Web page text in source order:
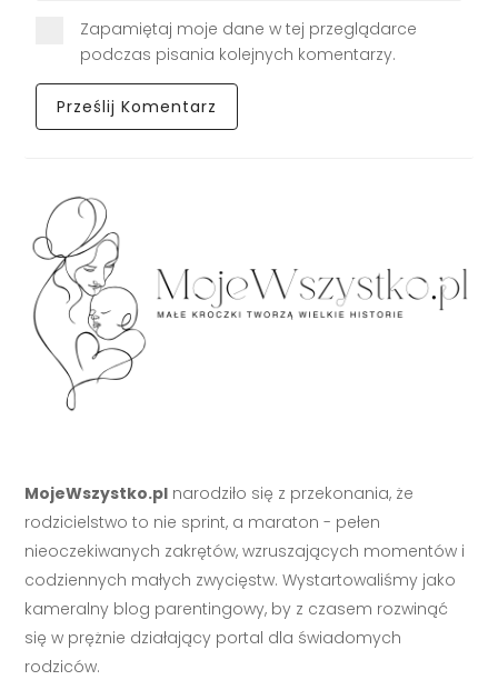
Zapamiętaj moje dane w tej przeglądarce
podczas pisania kolejnych komentarzy.
MojeWszystko.pl narodziło się z przekonania, że
rodzicielstwo to nie sprint, a maraton - pełen
nieoczekiwanych zakrętów, wzruszających momentów i
codziennych małych zwycięstw. Wystartowaliśmy jako
kameralny blog parentingowy, by z czasem rozwinąć
się w prężnie działający portal dla świadomych
rodziców.